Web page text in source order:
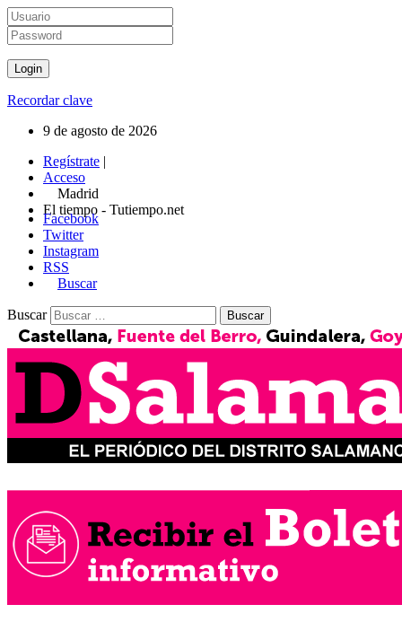
Recordar clave
9 de agosto de 2026
Regístrate |
Acceso
Madrid
El tiempo - Tutiempo.net
Facebook
Twitter
Instagram
RSS
Buscar
Buscar